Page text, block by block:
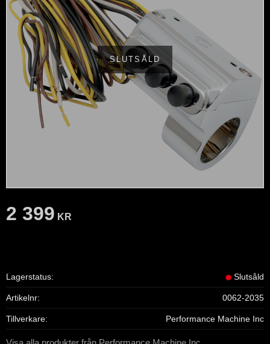
SLUTSÅLD
2 399 KR
Lagerstatus Slutsåld
Artikelnr 0062-2035
Tillverkare Performance Machine Inc